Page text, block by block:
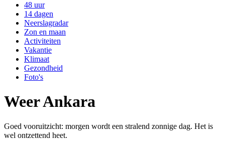
48 uur
14 dagen
Neerslagradar
Zon en maan
Activiteiten
Vakantie
Klimaat
Gezondheid
Foto's
Weer Ankara
Goed vooruitzicht: morgen wordt een stralend zonnige dag. Het is
wel ontzettend heet.